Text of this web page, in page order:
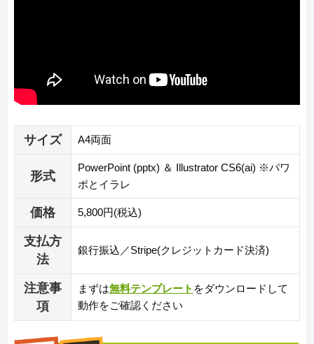
サイズ A4両面
形式
PowerPoint (pptx) ＆ Illustrator CS6(ai) ※パワ
ポとイラレ
価格 5,800円(税込)
支払方
法
銀行振込／Stripe(クレジットカード決済)
注意事
項
まずは無料テンプレート をダウンロードして
動作をご確認ください